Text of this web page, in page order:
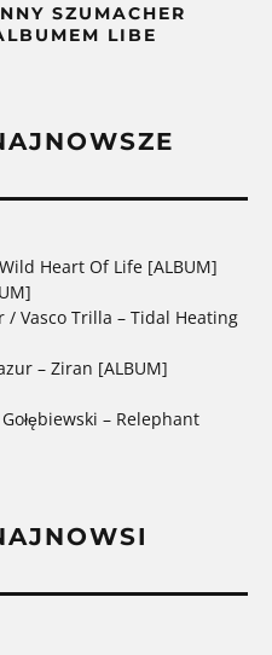
SZUMACHER
LIBE
Heart Of Life [ALBUM]
/ Vasco Trilla – Tidal Heating
– Ziran [ALBUM]
– Relephant